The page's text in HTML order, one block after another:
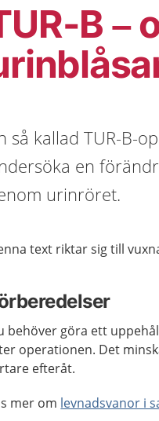
B –
så kallad TUR-B-
en
urinröret.
text riktar sig till
behöver göra ett
operationen. Det
efteråt.
mer om levnadsvanor i